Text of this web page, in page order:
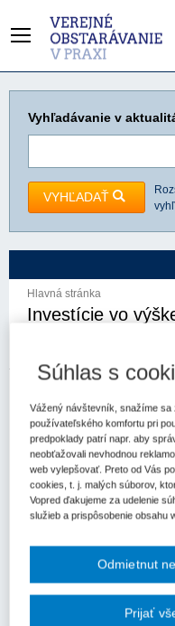
Vyhľadávanie v
VYHĽADAŤ
Hlavná stránka
Investície vo
regionálneho rozvoja a
Ministerstvo investícií,
Slovenskej republiky
nových projektov v
Finančné prostriedky
zariadení, výstavbu
rozvoj miestnych
vybudovanie cyklotrasy v
zóny v Prievidzi,
modernizácia školských
Súhlas s
Vážený návštevník, snažíme
používateľského komfortu pri
predpoklady patrí napr. aby
neobťažovali nevhodnou
web vylepšovať. Preto od Vás
cookies, t. j. malých súborov,
Vopred ďakujeme za udelenie
služieb a prispôsobenie obsahu
Odmietnut
Prijať